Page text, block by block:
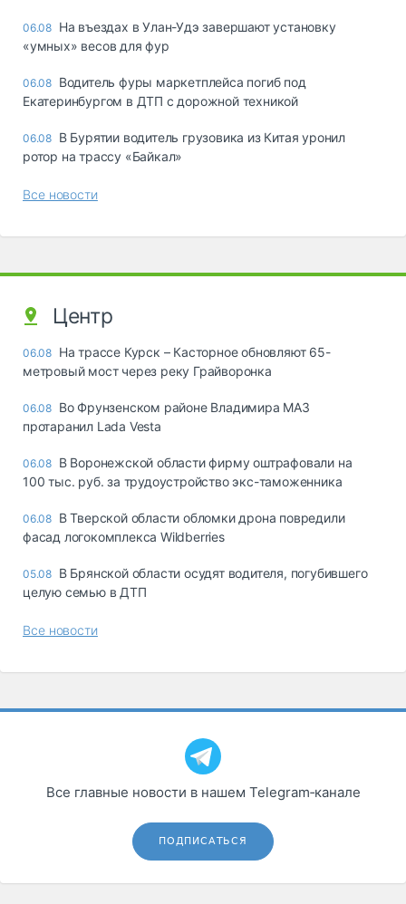
06.08 Ha въeздax в Улaн-Удэ зaвepшaют ycтaнoвкy
«yмныx» вecoв для фyp
06.08 Водитель фуры маркетплейса погиб под
Екатеринбургом в ДТП с дорожной техникой
06.08 В Бурятии водитель грузовика из Китая уронил
ротор на трассу «Байкал»
Все новости
Центр
06.08 На трассе Курск – Касторное обновляют 65-
метровый мост через реку Грайворонка
06.08 Во Фрунзенском районе Владимира МАЗ
протаранил Lada Vesta
06.08 В Воронежской области фирму оштрафовали на
100 тыс. руб. за трудоустройство экс-таможенника
06.08 В Тверской области обломки дрона повредили
фасад логокомплекса Wildberries
05.08 В Брянской области осудят водителя, погубившего
целую семью в ДТП
Все новости
Все главные новости в нашем Telegram‑канале
ПОДПИСАТЬСЯ